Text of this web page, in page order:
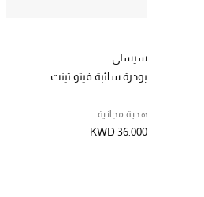
سيسلي
بودرة سائبة فيتو تينت
هدية مجانية
KWD 36.000